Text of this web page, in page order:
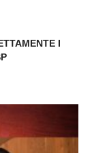
I